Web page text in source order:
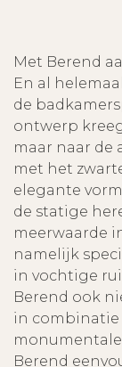
Met Berend
En al
de
ontwerp
maar naar de
met het
elegante
de statige
meerwaarde
namelijk
in vochtige
Berend ook
in combinatie
Berend